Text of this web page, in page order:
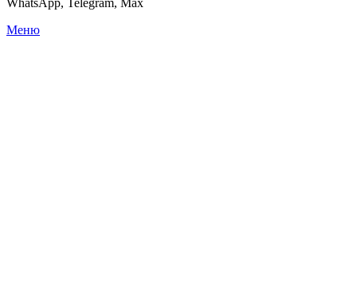
WhatsApp, Telegram, Max
Меню